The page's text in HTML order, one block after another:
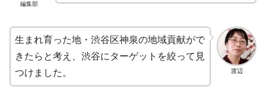
編集部
渡辺
生まれ育った地・渋谷区神泉の地域貢献がで
きたらと考え、渋谷にターゲットを絞って見
つけました。